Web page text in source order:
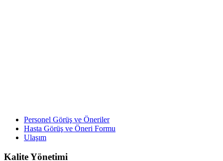
Personel Görüş ve Öneriler
Hasta Görüş ve Öneri Formu
Ulaşım
Kalite Yönetimi